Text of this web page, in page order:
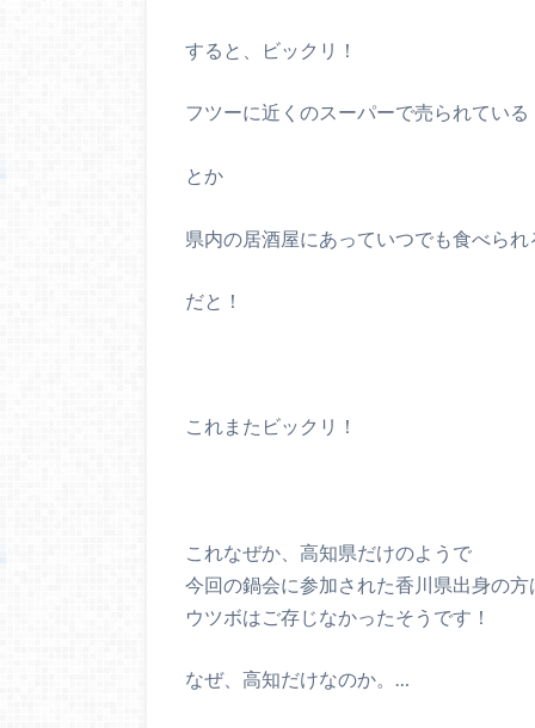
すると、ビックリ！
フツーに近くのスーパーで売られている
とか
県内の居酒屋にあっていつでも食べられ
だと！
これまたビックリ！
これなぜか、高知県だけのようで
今回の鍋会に参加された香川県出身の方
ウツボはご存じなかったそうです！
なぜ、高知だけなのか。…